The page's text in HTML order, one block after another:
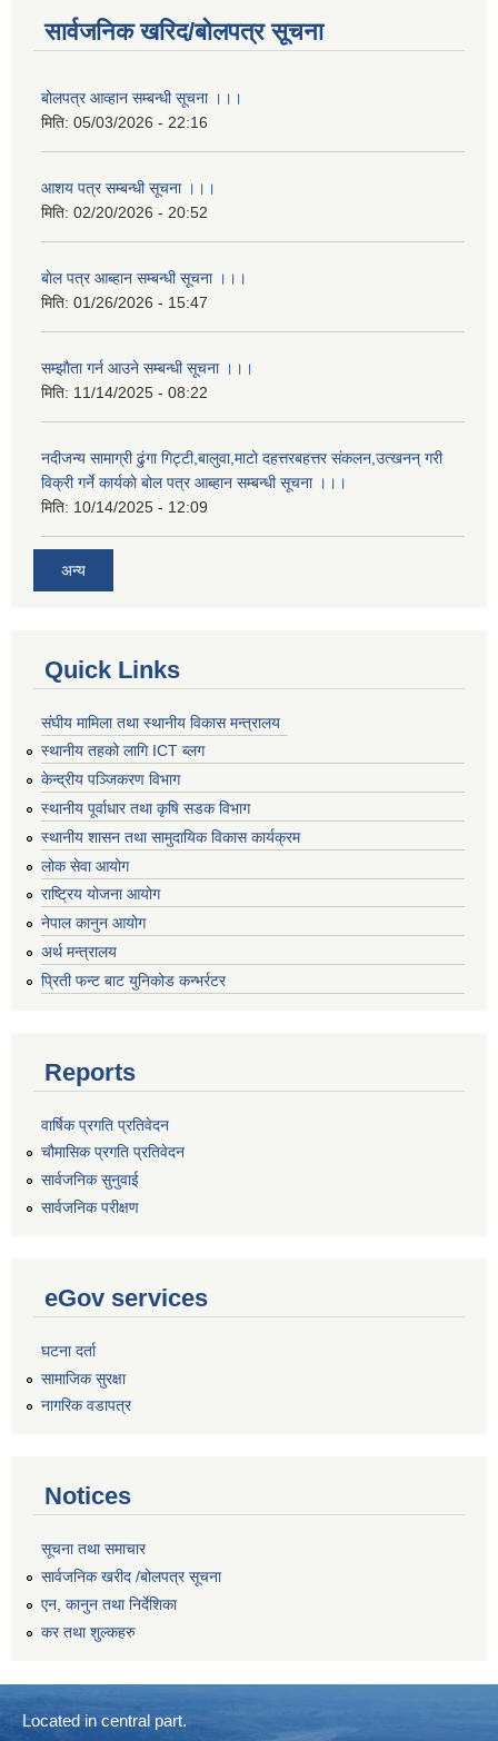
सार्वजनिक खरिद/बोलपत्र सूचना
बोलपत्र आव्हान सम्बन्धी सूचना ।।।
मिति: 05/03/2026 - 22:16
आशय पत्र सम्बन्धी सूचना ।।।
मिति: 02/20/2026 - 20:52
बाेल पत्र आब्हान सम्बन्धी सूचना ।।।
मिति: 01/26/2026 - 15:47
सम्झाैता गर्न आउने सम्बन्धी सूचना ।।।
मिति: 11/14/2025 - 08:22
नदीजन्य सामाग्री ढुंगा गिट्टी,बालुवा,माटो दहत्तरबहत्तर संकलन,उत्खनन् गरी
विक्री गर्ने कार्यकाे बोल पत्र आब्हान सम्बन्धी सूचना ।।।
मिति: 10/14/2025 - 12:09
अन्य
Quick Links
संघीय मामिला तथा स्थानीय विकास मन्त्रालय
स्थानीय तहको लागि ICT ब्लग
केन्द्रीय पञ्जिकरण विभाग
स्थानीय पूर्वाधार तथा कृषि सडक विभाग
स्थानीय शासन तथा सामुदायिक विकास कार्यक्रम
लोक सेवा आयोग
राष्ट्रिय योजना आयोग
नेपाल कानुन आयोग
अर्थ मन्त्रालय
प्रिती फन्ट बाट युनिकोड कन्भर्रटर
Reports
वार्षिक प्रगति प्रतिवेदन
चौमासिक प्रगति प्रतिवेदन
सार्वजनिक सुनुवाई
सार्वजनिक परीक्षण
eGov services
घटना दर्ता
सामाजिक सुरक्षा
नागरिक वडापत्र
Notices
सूचना तथा समाचार
सार्वजनिक खरीद /बोलपत्र सूचना
एन, कानुन तथा निर्देशिका
कर तथा शुल्कहरु
Located in central part.